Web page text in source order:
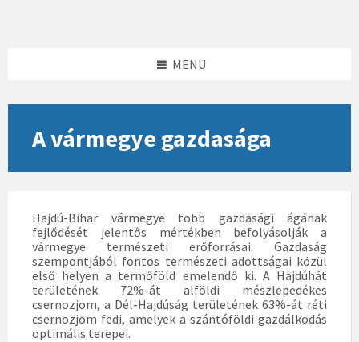
MENÜ
A vármegye gazdasága
Hajdú-Bihar vármegye több gazdasági ágának
fejlődését jelentős mértékben befolyásolják a
vármegye természeti erőforrásai. Gazdaság
szempontjából fontos természeti adottságai közül
első helyen a termőföld emelendő ki. A Hajdúhát
területének 72%-át alföldi mészlepedékes
csernozjom, a Dél-Hajdúság területének 63%-át réti
csernozjom fedi, amelyek a szántóföldi gazdálkodás
optimális terepei.